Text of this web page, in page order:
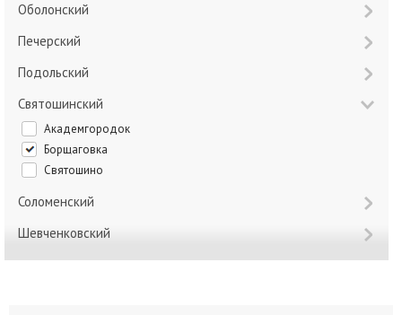
Оболонский
Печерский
Подольский
Святошинский
Академгородок
Борщаговка
Святошино
Соломенский
Шевченковский